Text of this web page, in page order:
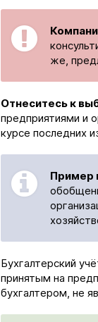
же,
Отнеситесь к
предприятиями и
курсе последних
Пример
Бухгалтерский
принятым на
бухгалтером, не